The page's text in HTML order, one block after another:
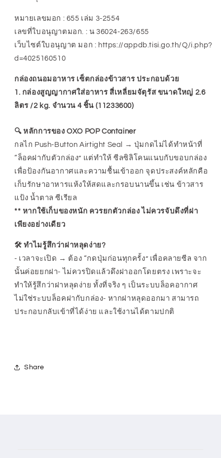
หมายเลขมอก : 655 เล่ม 3-2554
เลขที่ใบอนุญาตมอก. : น 36024-263/655
เว็บไซต์ใบอนุญาต มอก : https://appdb.tisi.go.th/Q/i.php?
d=4025160510
กล่องถนอมอาหาร เซ็ตกล่องข้าวสาร ประกอบด้วย
1. กล่องสูญญากาศใส่อาหาร สี่เหลี่ยมจัตุรัส ขนาดใหญ่ 2.6
ลิตร /2 kg. จำนวน 4 ชิ้น (11233600)
🔍 หลักการของ OXO POP Container
กลไก Push-Button Airtight Seal → ปุ่มกดไม่ได้ทำหน้าที่
“ล็อคฝากับตัวกล่อง” แต่ทำให้ ซีลซิลิโคนแนบกับขอบกล่อง
เพื่อป้องกันอากาศและความชื้นเข้าออก จุดประสงค์หลักคือ
เก็บรักษาอาหารแห้งให้สดและกรอบนานขึ้น เช่น ข้าวสาร
แป้ง น้ำตาล ซีเรียล
** หากใช้เก็บของหนัก ควรยกตัวกล่อง ไม่ควรจับดึงที่ฝา
เพียงอย่างเดียว
🛠️ ทำไมรู้สึกว่าฝาหลุดง่าย?
- เวลาจะเปิด → ต้อง “กดปุ่มก่อนทุกครั้ง” เพื่อคลายซีล จาก
นั้นค่อยยกฝา- ไม่ควรปิดแล้วดึงฝาออกโดยตรง เพราะจะ
ทำให้รู้สึกว่าฝาหลุดง่าย ทั้งที่จริง ๆ เป็นระบบล็อคอากาศ
ไม่ใช่ระบบล็อคฝากับกล่อง- หากฝาหลุดออกมา สามารถ
ประกอบกลับเข้าที่ได้ง่าย และใช้งานได้ตามปกติ
Share